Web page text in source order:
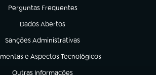
Perguntas Frequentes
(abre em nova aba)
Dados Abertos
(abre em nova aba)
Sanções Administrativas
(abre em nova aba)
e Aspectos Tecnológicos
em nova aba)
Outras Informações